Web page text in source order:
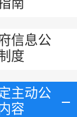
信息公
度
主动公
容